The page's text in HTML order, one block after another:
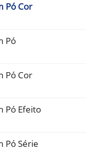
Pó Cor
Pó
Pó Cor
Pó Efeito
Pó Série